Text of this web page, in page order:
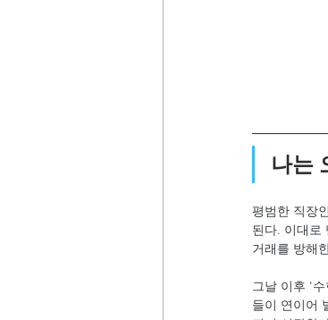
나는
평범한 직장
된다. 이대로
거래를 방해
그날 이후 '
들이 연이어